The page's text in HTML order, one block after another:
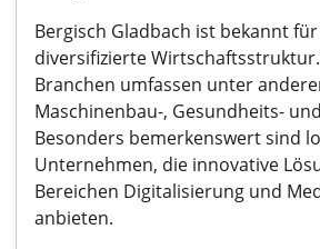
Bergisch Gladbach ist bekannt
diversifizierte
Branchen umfassen unter
Maschinenbau-, Gesundheits-
Besonders bemerkenswert sind
Unternehmen, die innovative
Bereichen Digitalisierung und
anbieten.